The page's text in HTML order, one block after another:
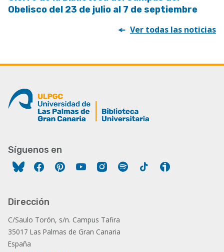
Obelisco del 23 de julio al 7 de septiembre
Ver todas las noticias
Síguenos en
FacebookPinterestYouTubeInstagram
Spotify Tiktok
Dirección
C/Saulo Torón, s/n. Campus Tafira
35017 Las Palmas de Gran Canaria
España